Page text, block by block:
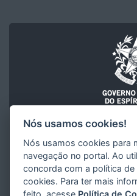
Secretaria de
Governo do
Nós usamos cookies!
Nós usamos cookies para
navegação no portal. Ao
concorda com a política
cookies. Para ter mais